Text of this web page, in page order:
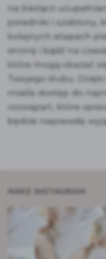
na bieżąco
poradniki i szablony,
kolejnych etapach
stronę i bądź na
które mogą okazać
Twojego ślubu.
miał/a dostęp do
rozwiązań, które
będzie naprawdę
NASZ INSTAGRAM